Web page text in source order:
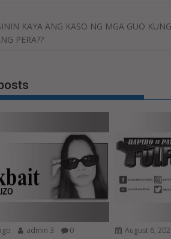
KAYA ANG KASO NG MGA GUO KUNG
PERA??
admin 3 0 August 6,